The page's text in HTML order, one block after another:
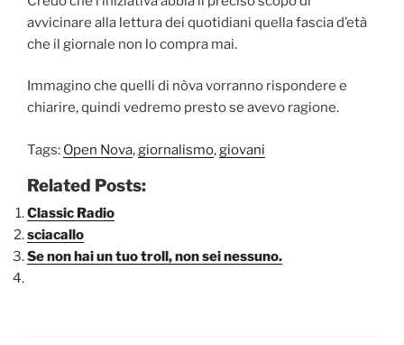
avvicinare alla lettura dei quotidiani quella fascia d’età
che il giornale non lo compra mai.
Immagino che quelli di nòva vorranno rispondere e
chiarire, quindi vedremo presto se avevo ragione.
Tags: Open Nova,giornalismo,giovani
Related Posts:
Classic Radio
sciacallo
Se non hai un tuo troll, non sei nessuno.